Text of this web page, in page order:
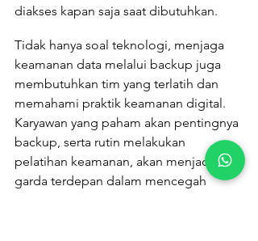
diakses kapan saja saat dibutuhkan.
Tidak hanya soal teknologi, menjaga
keamanan data melalui backup juga
membutuhkan tim yang terlatih dan
memahami praktik keamanan digital.
Karyawan yang paham akan pentingnya
backup, serta rutin melakukan
pelatihan keamanan, akan menjadi
garda terdepan dalam mencegah